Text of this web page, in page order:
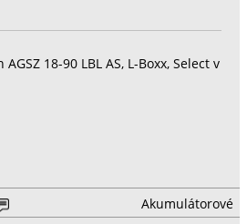
18-90 LBL AS, L-Boxx, Select v
Akumulátorové